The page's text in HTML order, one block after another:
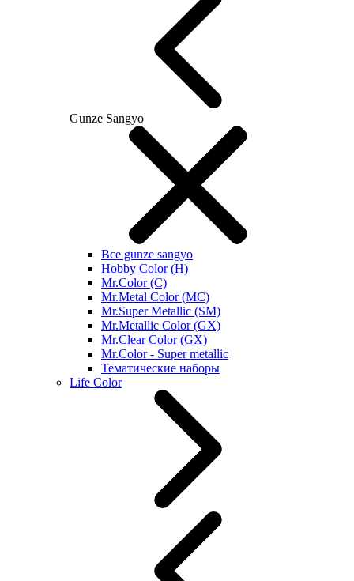
Gunze Sangyo
Все gunze sangyo
Hobby Color (H)
Mr.Color (C)
Mr.Metal Color (MC)
Mr.Super Metallic (SM)
Mr.Metallic Color (GX)
Mr.Clear Color (GX)
Mr.Color - Super metallic
Тематические наборы
Life Color